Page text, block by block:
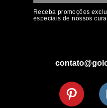
Receba promoções
especiais de nossos